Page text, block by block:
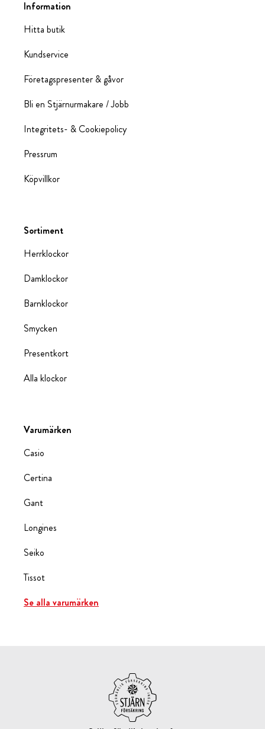
Information
Hitta butik
Kundservice
Företagspresenter & gåvor
Bli en Stjärnurmakare / Jobb
Integritets- & Cookiepolicy
Pressrum
Köpvillkor
Sortiment
Herrklockor
Damklockor
Barnklockor
Smycken
Presentkort
Alla klockor
Varumärken
Casio
Certina
Gant
Longines
Seiko
Tissot
Se alla varumärken